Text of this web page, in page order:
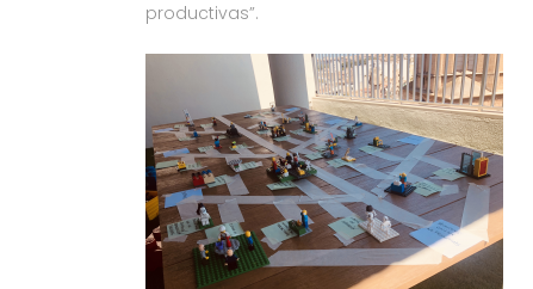
productivas”.